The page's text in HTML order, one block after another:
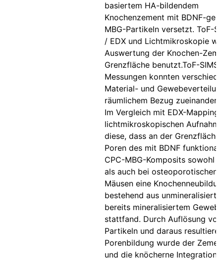
basiertem HA-bildendem
Knochenzement mit BDNF-
MBG-Partikeln versetzt. ToF-
/ EDX und Lichtmikroskopie
Auswertung der Knochen-
Grenzfläche benutzt.ToF-SIMS-
Messungen konnten
Material- und
räumlichem Bezug zueinander
Im Vergleich mit EDX-
lichtmikroskopischen
diese, dass an der
Poren des mit BDNF
CPC-MBG-Komposits sowohl
als auch bei osteoporotischen
Mäusen eine
bestehend aus
bereits mineralisiertem
stattfand. Durch Auflösung
Partikeln und daraus
Porenbildung wurde der
und die knöcherne Integration